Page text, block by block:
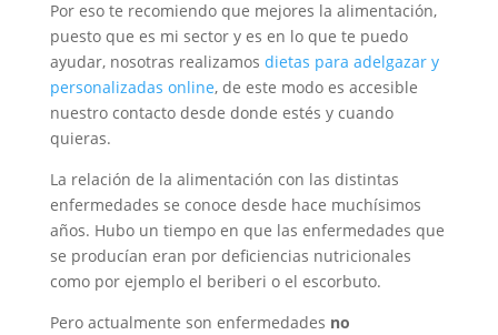
Por eso te recomiendo que mejores la alimentación,
puesto que es mi sector y es en lo que te puedo
ayudar, nosotras realizamos dietas para adelgazar y
personalizadas online, de este modo es accesible
nuestro contacto desde donde estés y cuando
quieras.
La relación de la alimentación con las distintas
enfermedades se conoce desde hace muchísimos
años. Hubo un tiempo en que las enfermedades que
se producían eran por deficiencias nutricionales
como por ejemplo el beriberi o el escorbuto.
Pero actualmente son enfermedades no